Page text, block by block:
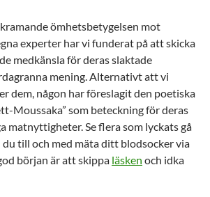
ömhetsbetygelsen mot
experter har vi funderat på att skicka
medkänsla för deras slaktade
mening. Alternativt att vi
dem, någon har föreslagit den poetiska
Moussaka” som beteckning för deras
matnyttigheter. Se flera som lyckats gå
du till och med mäta ditt blodsocker via
god början är att skippa läsken och idka